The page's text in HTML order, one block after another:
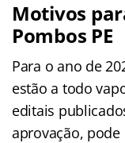
Motivos
Pombos PE
Para o ano de
estão a todo
editais
aprovação,